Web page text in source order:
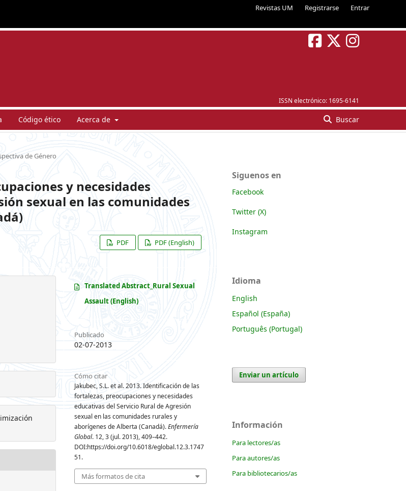
Revistas UM Registrarse Entrar
ISSN electrónico: 1695-6141
Código ético Acerca de Buscar
de Género
y necesidades
sexual en las comunidades
PDF PDF (English)
Translated Abstract_Rural Sexual
Assault (English)
Publicado
02-07-2013
Cómo citar
Jakubec, S.L. et al. 2013. Identificación de las
fortalezas, preocupaciones y necesidades
educativas del Servicio Rural de Agresión
sexual en las comunidades rurales y
aborígenes de Alberta (Canadá).Enfermería
Global. 12, 3 (jul. 2013), 409–442.
DOI:https://doi.org/10.6018/eglobal.12.3.1747
51.
Más formatos de cita
Siguenos en
Facebook
Twitter (X)
Instagram
Idioma
English
Español (España)
Português (Portugal)
Enviar un artículo
Información
Para lectores/as
Para autores/as
Para bibliotecarios/as